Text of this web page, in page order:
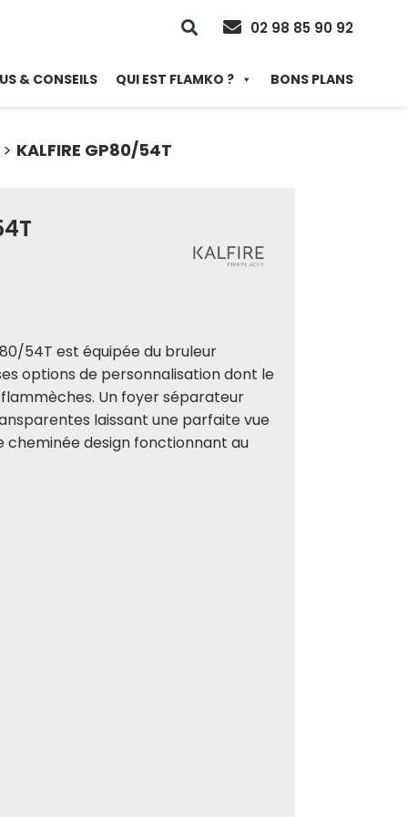
02 98 85 90 92
& CONSEILS QUI EST FLAMKO ? BONS PLANS
> KALFIRE GP80/54T
54T est équipée du bruleur
options de personnalisation dont le
Un foyer séparateur
laissant une parfaite vue
cheminée design fonctionnant au